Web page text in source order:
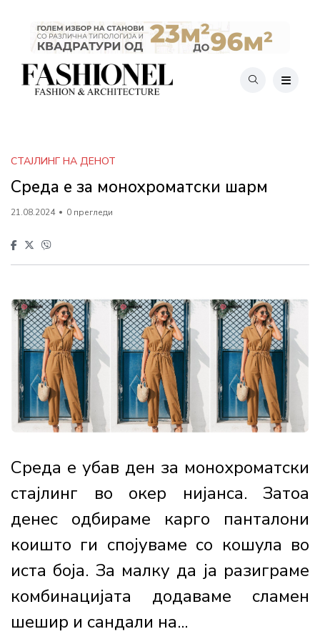
СТАЈЛИНГ НА ДЕНОТ
Среда е за монохроматски шарм
21.08.2024 0 прегледи
Среда е убав ден за монохроматски
стајлинг во окер нијанса. Затоа
денес одбираме карго панталони
коишто ги спојуваме со кошула во
иста боја. За малку да ја разиграме
комбинацијата додаваме сламен
шешир и сандали на...